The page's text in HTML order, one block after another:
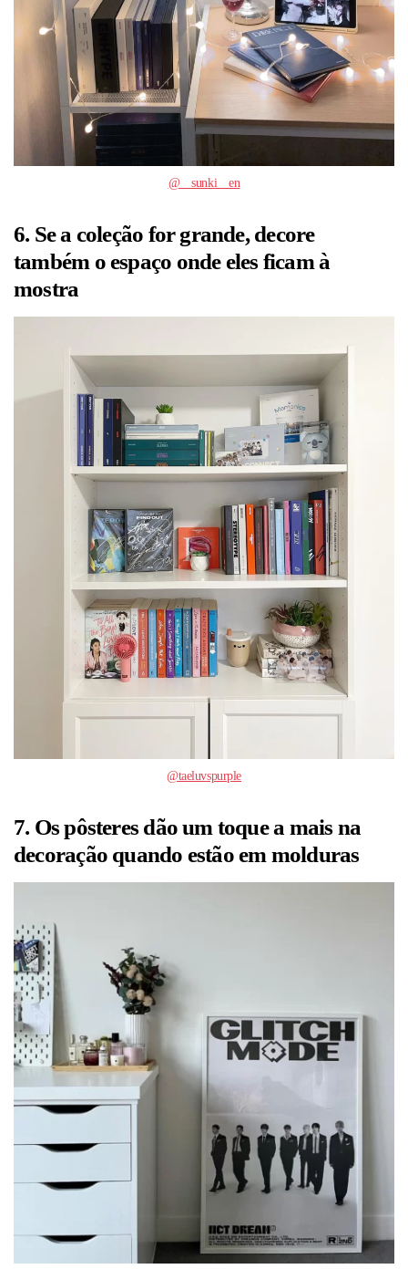
@__sunki__en
6. Se a coleção for grande, decore
também o espaço onde eles ficam à
mostra
@taeluvspurple
7. Os pôsteres dão um toque a mais na
decoração quando estão em molduras